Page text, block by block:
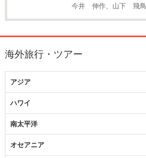
今井 伸作、山下 飛鳥
海外旅行・ツアー
アジア
ハワイ
南太平洋
オセアニア